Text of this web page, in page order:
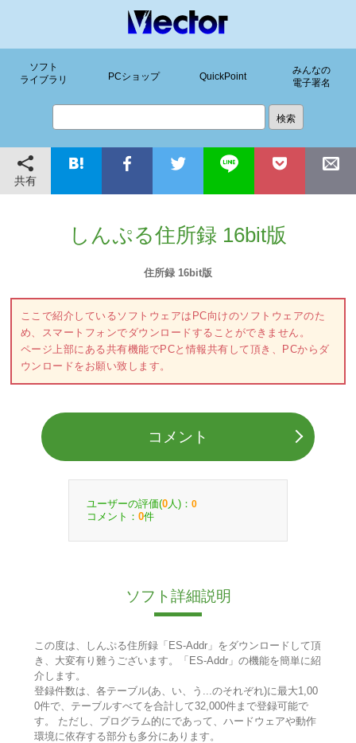
ソフト
ライブラリ
PCショップ QuickPoint
みんなの
電子署名
共有
しんぷる住所録 16bit版
住所録 16bit版
ここで紹介しているソフトウェアはPC向けのソフトウェアのた
め、スマートフォンでダウンロードすることができません。
ページ上部にある共有機能でPCと情報共有して頂き、PCからダ
ウンロードをお願い致します。
コメント
ユーザーの評価(0 人)： 0
コメント： 0件
ソフト詳細説明
この度は、しんぷる住所録「ES-Addr」をダウンロードして頂
き、大変有り難うございます。「ES-Addr」の機能を簡単に紹
介します。
登録件数は、各テーブル(あ、い、う...のそれぞれ)に最大1,00
0件で、テーブルすべてを合計して32,000件まで登録可能で
す。 ただし、プログラム的にであって、ハードウェアや動作
環境に依存する部分も多分にあります。